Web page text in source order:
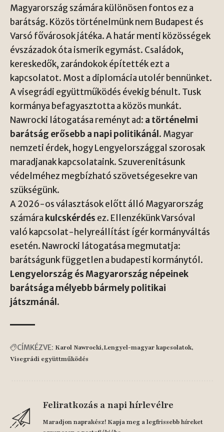
Magyarország számára különösen fontos ez a
barátság. Közös történelmünk nem Budapest és
Varsó fővárosok játéka. A határ menti közösségek
évszázadok óta ismerik egymást. Családok,
kereskedők, zarándokok építették ezt a
kapcsolatot. Most a diplomácia utolér bennünket.
A visegrádi együttműködés évekig bénult. Tusk
kormánya befagyasztotta a közös munkát.
Nawrocki látogatása reményt ad: a történelmi
barátság erősebb a napi politikánál. Magyar
nemzeti érdek, hogy Lengyelországgal szorosak
maradjanak kapcsolataink. Szuverenitásunk
védelméhez megbízható szövetségesekre van
szükségünk.
A 2026-os választások előtt álló Magyarország
számára kulcskérdés ez. Ellenzékünk Varsóval
való kapcsolat-helyreállítást ígér kormányváltás
esetén. Nawrocki látogatása megmutatja:
barátságunk független a budapesti kormánytól.
Lengyelország és Magyarország népeinek
barátsága mélyebb bármely politikai
játszmánál.
CÍMKÉZVE: Karol Nawrocki Lengyel-magyar kapcsolatok
Visegrádi együttműködés
Feliratkozás a napi hírlevélre
Maradjon naprakész! Kapja meg a legfrissebb híreket